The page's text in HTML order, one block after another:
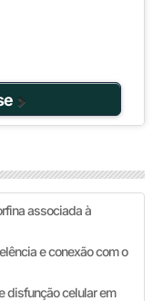
associada à
e conexão com o
disfunção celular em